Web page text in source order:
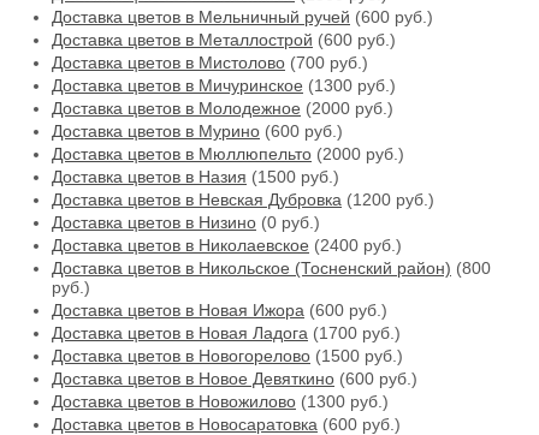
Доставка цветов в Мельничный ручей (600 руб.)
Доставка цветов в Металлострой (600 руб.)
Доставка цветов в Мистолово (700 руб.)
Доставка цветов в Мичуринское (1300 руб.)
Доставка цветов в Молодежное (2000 руб.)
Доставка цветов в Мурино (600 руб.)
Доставка цветов в Мюллюпельто (2000 руб.)
Доставка цветов в Назия (1500 руб.)
Доставка цветов в Невская Дубровка (1200 руб.)
Доставка цветов в Низино (0 руб.)
Доставка цветов в Николаевское (2400 руб.)
Доставка цветов в Никольское (Тосненский район) (800
руб.)
Доставка цветов в Новая Ижора (600 руб.)
Доставка цветов в Новая Ладога (1700 руб.)
Доставка цветов в Новогорелово (1500 руб.)
Доставка цветов в Новое Девяткино (600 руб.)
Доставка цветов в Новожилово (1300 руб.)
Доставка цветов в Новосаратовка (600 руб.)